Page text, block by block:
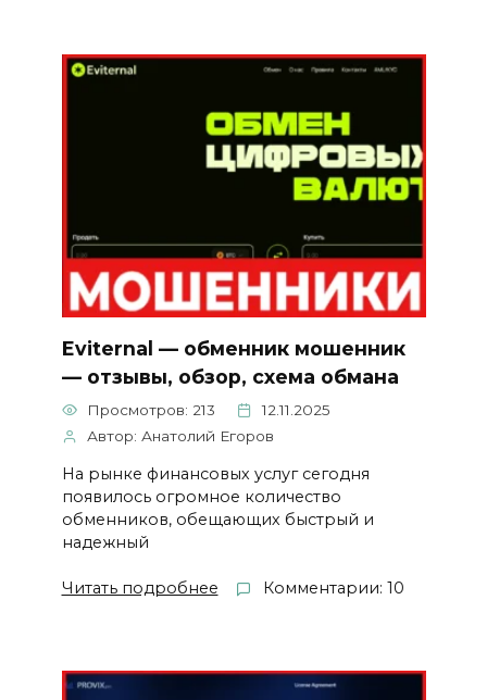
Eviternal — обменник мошенник
— отзывы, обзор, схема обмана
Просмотров: 213
12.11.2025
Автор: Анатолий Егоров
На рынке финансовых услуг сегодня
появилось огромное количество
обменников, обещающих быстрый и
надежный
Читать подробнее Комментарии: 10